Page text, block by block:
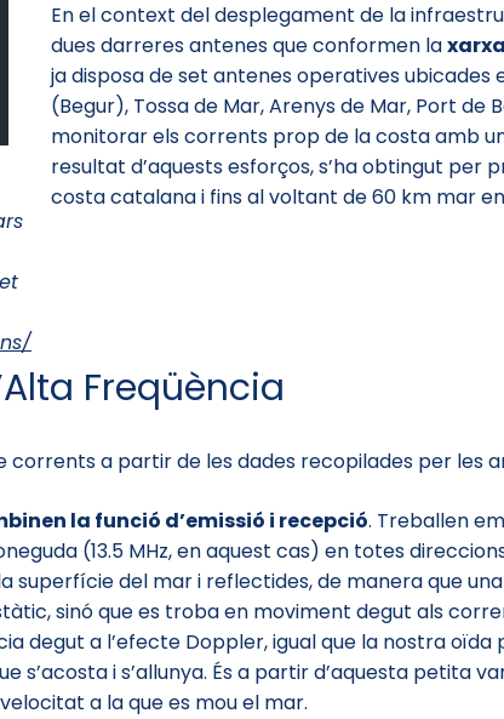
En el context del desplegament de la
dues darreres antenes que conformen la
ja disposa de set antenes operatives
(Begur), Tossa de Mar, Arenys de Mar, Port de
monitorar els corrents prop de la costa amb
resultat d’aquests esforços, s’ha obtingut per
costa catalana i fins al voltant de 60 km mar
Freqüència
corrents a partir de les dades recopilades per les
la funció d’emissió i recepció. Treballen
(13.5 MHz, en aquest cas) en totes
superfície del mar i reflectides, de manera que
sinó que es troba en moviment degut als
degut a l’efecte Doppler, igual que la nostra
s’acosta i s’allunya. És a partir d’aquesta petita
a la que es mou el mar.